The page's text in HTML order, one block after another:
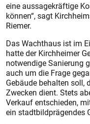
eine aussagekräftige
können“, sagt
Riemer.
Das Wachthaus ist im
hatte der Kirchheimer
notwendige Sanierung
auch um die Frage
Gebäude behalten
Zwecken dient. Stets
Verkauf entschieden,
ein stadtbildprägendes